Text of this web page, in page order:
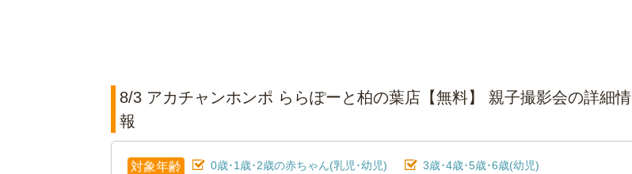
8/3 アカチャンホンポ ららぽーと柏の葉店【無料】 親子撮影会の詳細情
報
対象年齢 0歳･1歳･2歳の赤ちゃん(乳児･幼児)
3歳･4歳･5歳･6歳(幼児)